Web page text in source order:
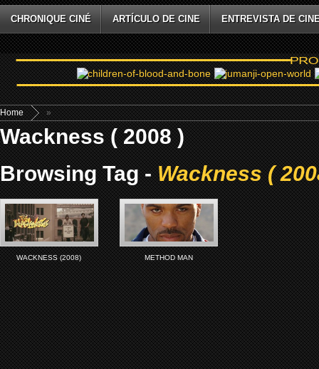
CHRONIQUE CINÉ ARTÍCULO DE CINE ENTREVISTA DE
Home »
Wackness ( 2008 )
Browsing Tag -Wackness (
WACKNESS (2008) METHOD MAN